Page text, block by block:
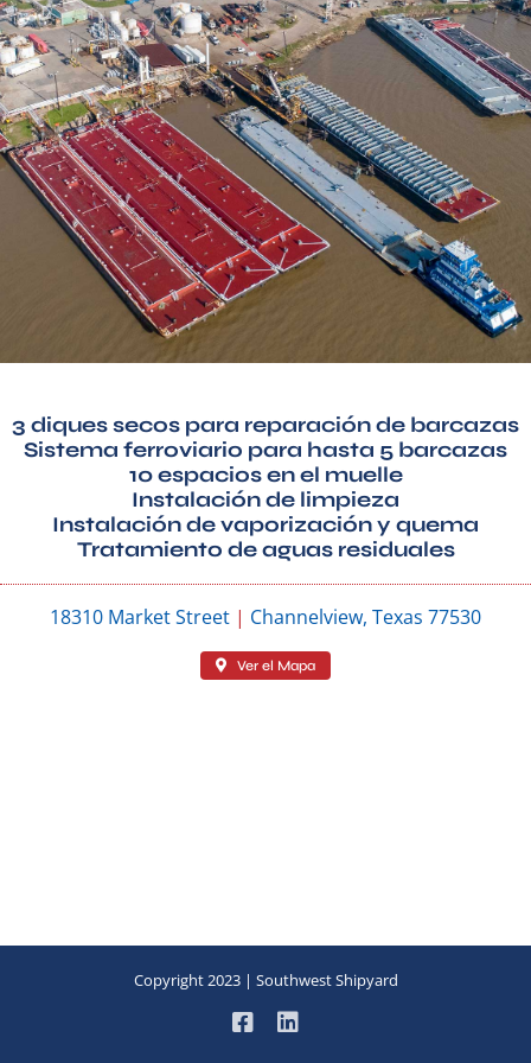
Oportunidades de Empleo
Contacto
3 diques secos para reparación de barcazas
Sistema ferroviario para hasta 5 barcazas
10 espacios en el muelle
Instalación de limpieza
Instalación de vaporización y quema
Tratamiento de aguas residuales
18310 Market Street | Channelview, Texas 77530
Ver el Mapa
Copyright 2023 | Southwest Shipyard
FacebookLinkedIn